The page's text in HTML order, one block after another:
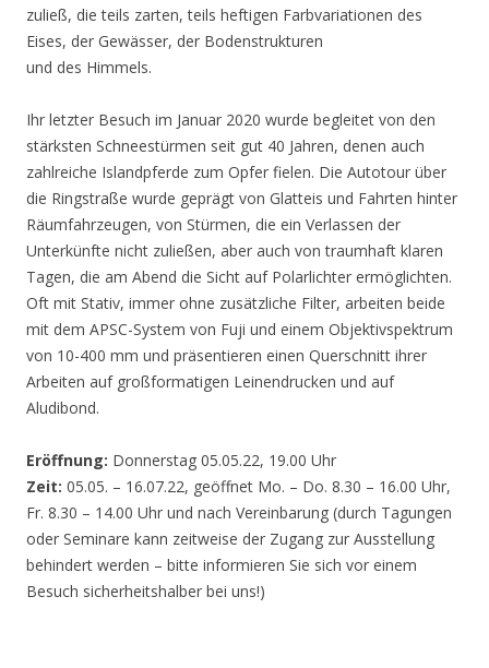
zuließ, die teils zarten, teils heftigen Farbvariationen des
Eises, der Gewässer, der Bodenstrukturen
und des Himmels.
Ihr letzter Besuch im Januar 2020 wurde begleitet von den
stärksten Schneestürmen seit gut 40 Jahren, denen auch
zahlreiche Islandpferde zum Opfer fielen. Die Autotour über
die Ringstraße wurde geprägt von Glatteis und Fahrten hinter
Räumfahrzeugen, von Stürmen, die ein Verlassen der
Unterkünfte nicht zuließen, aber auch von traumhaft klaren
Tagen, die am Abend die Sicht auf Polarlichter ermöglichten.
Oft mit Stativ, immer ohne zusätzliche Filter, arbeiten beide
mit dem APSC-System von Fuji und einem Objektivspektrum
von 10-400 mm und präsentieren einen Querschnitt ihrer
Arbeiten auf großformatigen Leinendrucken und auf
Aludibond.
Eröffnung: Donnerstag 05.05.22, 19.00 Uhr
Zeit: 05.05. – 16.07.22, geöffnet Mo. – Do. 8.30 – 16.00 Uhr,
Fr. 8.30 – 14.00 Uhr und nach Vereinbarung (durch Tagungen
oder Seminare kann zeitweise der Zugang zur Ausstellung
behindert werden – bitte informieren Sie sich vor einem
Besuch sicherheitshalber bei uns!)